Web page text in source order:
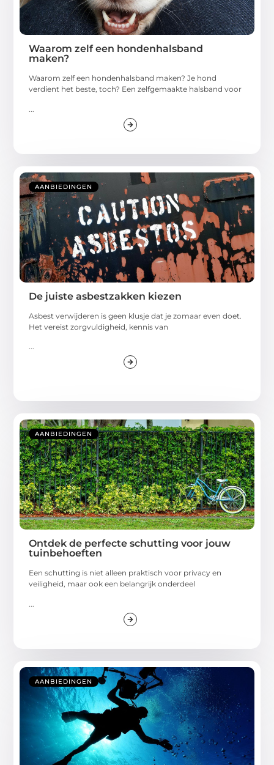
Waarom zelf een hondenhalsband
maken?
Waarom zelf een hondenhalsband maken? Je hond
verdient het beste, toch? Een zelfgemaakte halsband voor
AANBIEDINGEN
De juiste asbestzakken kiezen
Asbest verwijderen is geen klusje dat je zomaar even doet.
Het vereist zorgvuldigheid, kennis van
...
AANBIEDINGEN
Ontdek de perfecte schutting voor jouw
tuinbehoeften
Een schutting is niet alleen praktisch voor privacy en
veiligheid, maar ook een belangrijk onderdeel
AANBIEDINGEN